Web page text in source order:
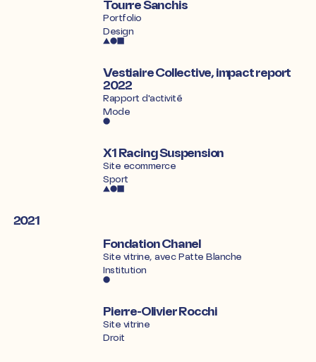
Tourre Sanchis
Portfolio
Design
Vestiaire Collective, impact report
2022
Rapport d'activité
Mode
X1 Racing Suspension
Site ecommerce
Sport
2021
Fondation Chanel
Site vitrine, avecPatte Blanche
Institution
Pierre-Olivier Rocchi
Site vitrine
Droit